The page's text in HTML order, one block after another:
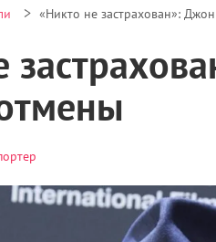
> «Никто не застрахован»: